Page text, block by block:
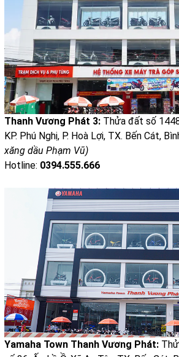
Thanh Vương Phát 3: Thửa đất số
KP. Phú Nghị, P. Hoà Lợi, TX. Bến Cát,
xăng dầu Phạm Vũ)
Hotline: 0394.555.666
Yamaha Town Thanh Vương Phát: